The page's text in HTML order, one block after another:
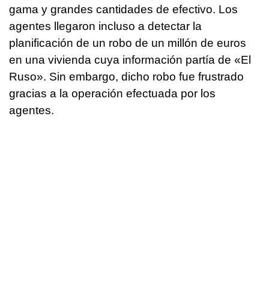
gama y grandes cantidades de efectivo. Los
agentes llegaron incluso a detectar la
planificación de un robo de un millón de euros
en una vivienda cuya información partía de «El
Ruso». Sin embargo, dicho robo fue frustrado
gracias a la operación efectuada por los
agentes.